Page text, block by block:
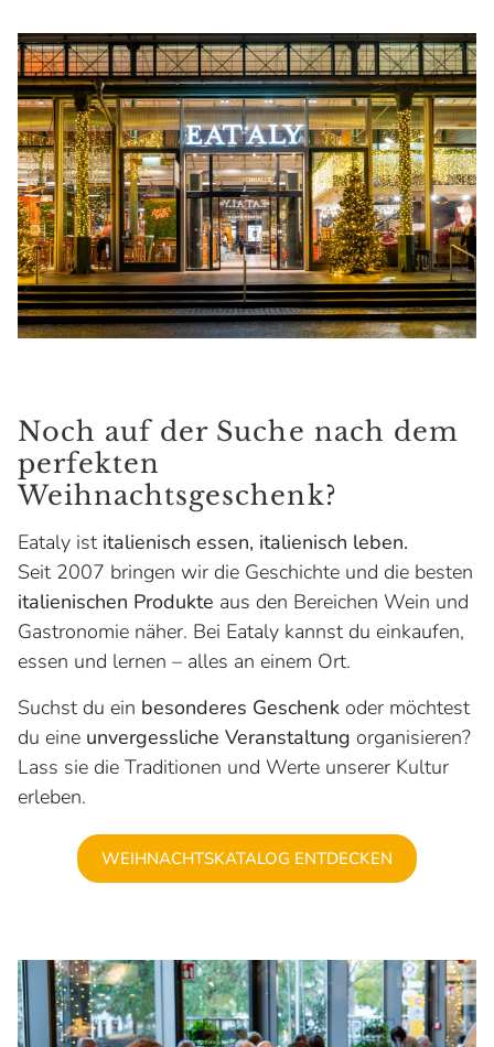
Noch auf der Suche nach dem
perfekten
Weihnachtsgeschenk?
Eataly ist italienisch essen, italienisch leben.
Seit 2007 bringen wir die Geschichte und die besten
italienischen Produkte aus den Bereichen Wein und
Gastronomie näher. Bei Eataly kannst du einkaufen,
essen und lernen – alles an einem Ort.
Suchst du ein besonderes Geschenk oder möchtest
du eine unvergessliche Veranstaltung organisieren?
Lass sie die Traditionen und Werte unserer Kultur
erleben.
WEIHNACHTSKATALOG ENTDECKEN